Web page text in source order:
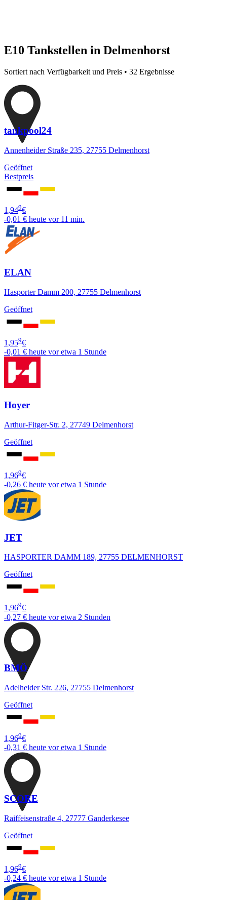
E10 Tankstellen in Delmenhorst
Sortiert nach Verfügbarkeit und Preis • 32 Ergebnisse
tankpool24
Annenheider Straße 235, 27755 Delmenhorst
Geöffnet
Bestpreis
1,949€
-0,01 € heute vor 11 min.
ELAN
Hasporter Damm 200, 27755 Delmenhorst
Geöffnet
1,959€
-0,01 € heute vor etwa 1 Stunde
Hoyer
Arthur-Fitger-Str. 2, 27749 Delmenhorst
Geöffnet
1,969€
-0,26 € heute vor etwa 1 Stunde
JET
HASPORTER DAMM 189, 27755 DELMENHORST
Geöffnet
1,969€
-0,27 € heute vor etwa 2 Stunden
BMÖ
Adelheider Str. 226, 27755 Delmenhorst
Geöffnet
1,969€
-0,31 € heute vor etwa 1 Stunde
SCORE
Raiffeisenstraße 4, 27777 Ganderkesee
Geöffnet
1,969€
-0,24 € heute vor etwa 1 Stunde